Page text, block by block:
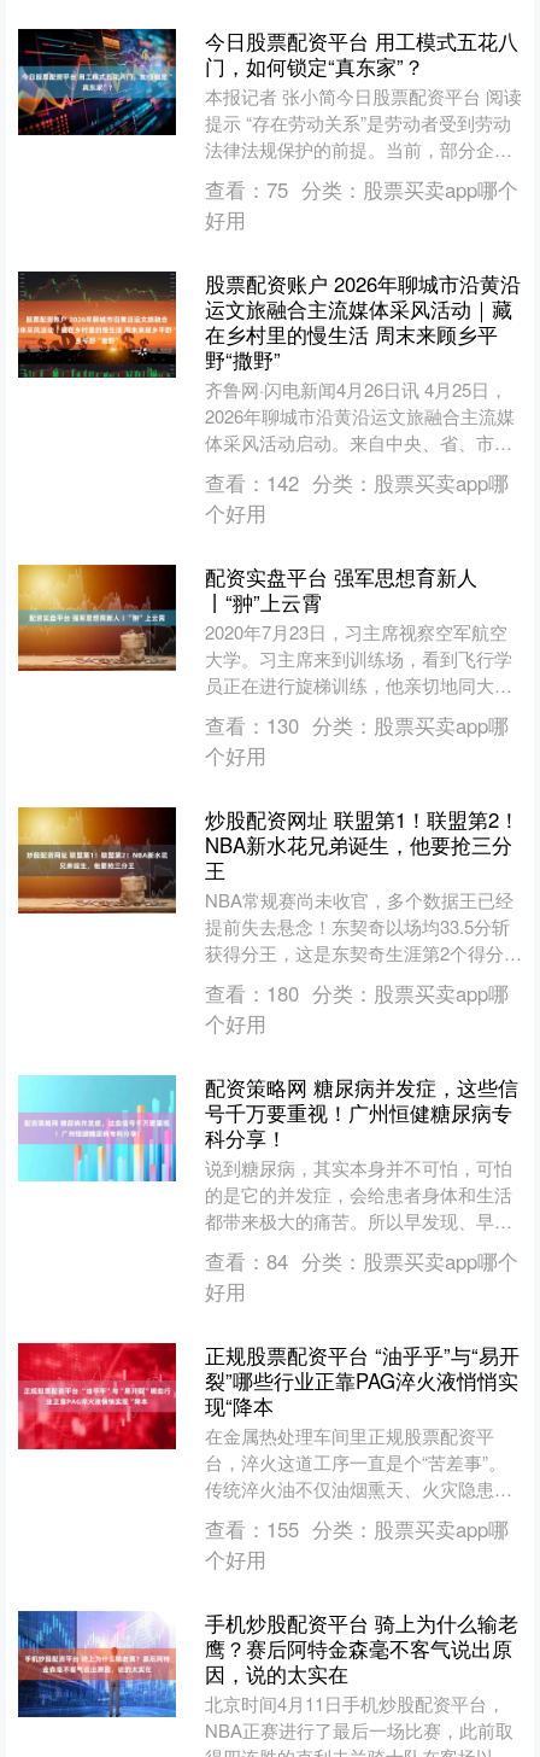
今日股票配资平台 用工模式五花八
门，如何锁定“真东家”？
本报记者 张小简今日股票配资平台 阅读
提示 “存在劳动关系”是劳动者受到劳动
法律法规保护的前提。当前，部分企业
为了降本增效，通过复杂的用工方式模
糊用工主体和法律....
查看： 75 分类： 股票买卖app哪个
好用
股票配资账户 2026年聊城市沿黄沿
运文旅融合主流媒体采风活动｜藏
在乡村里的慢生活 周末来顾乡平
野“撒野”
齐鲁网·闪电新闻4月26日讯 4月25日，
2026年聊城市沿黄沿运文旅融合主流媒
体采风活动启动。来自中央、省、市、
县四级的50余家主流媒体齐聚山东聊
城，展开一场....
查看： 142 分类： 股票买卖app哪
个好用
配资实盘平台 强军思想育新人
丨“翀”上云霄
2020年7月23日，习主席视察空军航空
大学。习主席来到训练场，看到飞行学
员正在进行旋梯训练，他亲切地同大家
交流。崔翀作为飞行学员代表向习主席
报告个人情况。 习....
查看： 130 分类： 股票买卖app哪
个好用
炒股配资网址 联盟第1！联盟第2！
NBA新水花兄弟诞生，他要抢三分
王
NBA常规赛尚未收官，多个数据王已经
提前失去悬念！东契奇以场均33.5分斩
获得分王，这是东契奇生涯第2个得分
王，也是2019-20赛季的哈登（34.3分）
之后得....
查看： 180 分类： 股票买卖app哪
个好用
配资策略网 糖尿病并发症，这些信
号千万要重视！广州恒健糖尿病专
科分享！
说到糖尿病，其实本身并不可怕，可怕
的是它的并发症，会给患者身体和生活
都带来极大的痛苦。所以早发现、早诊
断、早治疗，是预防并发症的关键。及
时掌握一些日常生活中并发....
查看： 84 分类： 股票买卖app哪个
好用
正规股票配资平台 “油乎乎”与“易开
裂”哪些行业正靠PAG淬火液悄悄实
现“降本
在金属热处理车间里正规股票配资平
台，淬火这道工序一直是个“苦差事”。
传统淬火油不仅油烟熏天、火灾隐患
大，后续清洗还极其麻烦;而直接用自来
水淬火，又容易导致工件开....
查看： 155 分类： 股票买卖app哪
个好用
手机炒股配资平台 骑上为什么输老
鹰？赛后阿特金森毫不客气说出原
因，说的太实在
北京时间4月11日手机炒股配资平台，
NBA正赛进行了最后一场比赛，此前取